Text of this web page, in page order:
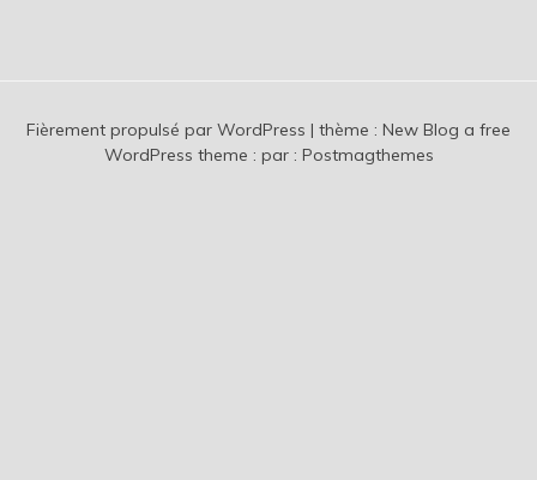
Fièrement propulsé par WordPress | thème : New Blog a free
WordPress theme : par : Postmagthemes